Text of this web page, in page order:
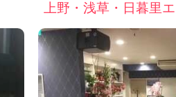
上野・浅草・日暮里